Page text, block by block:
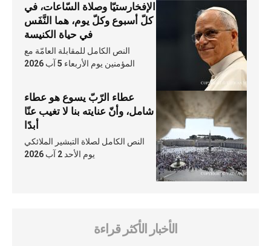
الإفخارستيّا وصلاة السّاعات، في
كلّ أسبوع وكلّ يوم، هما النَّفَس
في حياة الكنيسة
النص الكامل للمقابلة العامّة مع
المؤمنين يوم الأربعاء 5 آب 2026
عطاء الرّبّ يسوع هو عطاء
شامل، وأنّ عنايته بنا لا تغيب عنّا
أبدًا
النص الكامل لصلاة التبشير الملائكي
يوم الأحد 2 آب 2026
الأخبار الأكثر قراءة